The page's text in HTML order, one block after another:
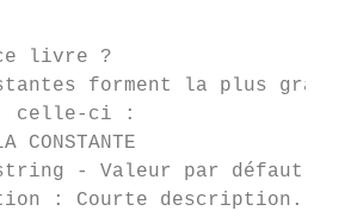
livre ?
forment la plus
celle-ci :
CONSTANTE
- ​Valeur par défaut ​:
​: Courte description.